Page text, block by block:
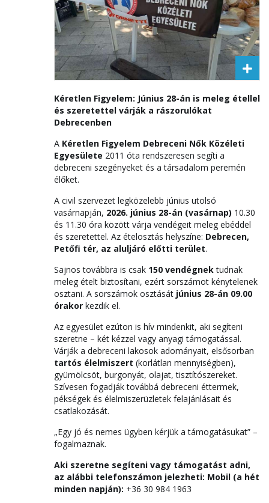
Kéretlen Figyelem: Június 28-án is meleg étellel
és szeretettel várják a rászorulókat
Debrecenben
A Kéretlen Figyelem Debreceni Nők Közéleti
Egyesülete 2011 óta rendszeresen segíti a
debreceni szegényeket és a társadalom peremén
élőket.
A civil szervezet legközelebb június utolsó
vasárnapján, 2026. június 28-án (vasárnap) 10.30
és 11.30 óra között várja vendégeit meleg ebéddel
és szeretettel. Az ételosztás helyszíne: Debrecen,
Petőfi tér, az aluljáró előtti terület.
Sajnos továbbra is csak 150 vendégnektudnak
meleg ételt biztosítani, ezért sorszámot kénytelenek
osztani. A sorszámok osztását június 28-án 09.00
órakor kezdik el.
Az egyesület ezúton is hív mindenkit, aki segíteni
szeretne – két kézzel vagy anyagi támogatással.
Várják a debreceni lakosok adományait, elsősorban
tartós élelmiszert (korlátlan mennyiségben),
gyümölcsöt, burgonyát, olajat, tisztítószereket.
Szívesen fogadják továbbá debreceni éttermek,
pékségek és élelmiszerüzletek felajánlásait és
csatlakozását.
„Egy jó és nemes ügyben kérjük a támogatásukat” –
fogalmaznak.
Aki szeretne segíteni vagy támogatást adni,
az alábbi telefonszámon jelezheti: Mobil (a hét
minden napján): +36 30 984 1963